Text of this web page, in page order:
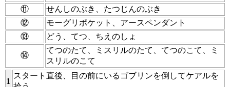
⑪
せんしのぶき、たつじんのぶき
⑫
モーグリポケット、アースペンダント
⑬
どう、てつ、ちえのしょ
⑭
てつのたて、ミスリルのたて、てつのこて、ミ
スリルのこて
1
スタート直後、目の前にいるゴブリンを倒してケアルを